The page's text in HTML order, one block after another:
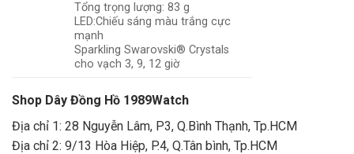
Tổng trọng lượng: 83 g
LED:Chiếu sáng màu trắng cực
mạnh
Sparkling Swarovski® Crystals
cho vạch 3, 9, 12 giờ
Shop Dây Đồng Hồ 1989Watch
Địa chỉ 1: 28 Nguyễn Lâm, P3, Q.Bình Thạnh, Tp.HCM
Địa chỉ 2: 9/13 Hòa Hiệp, P.4, Q.Tân bình, Tp.HCM